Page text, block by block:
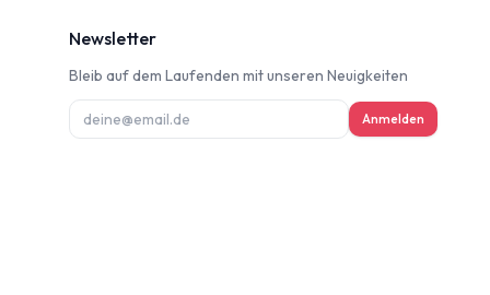
Newsletter
Bleib auf dem Laufenden mit unseren Neuigkeiten
Anmelden